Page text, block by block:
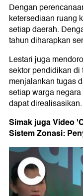
Dengan
ketersediaan ruang
setiap daerah.
tahun diharapkan
Lestari juga
sektor pendidikan
menjalankan tugas
setiap warga
dapat direalisasikan.
Simak juga Video
Sistem Zonasi: